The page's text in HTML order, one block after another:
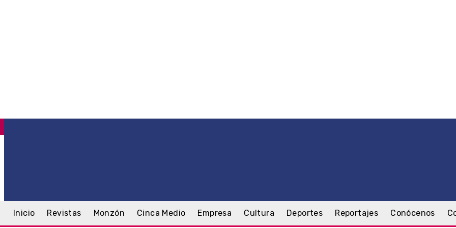
Inicio Revistas Monzón Cinca Medio Empresa Cultura Deportes Reportajes Conócenos